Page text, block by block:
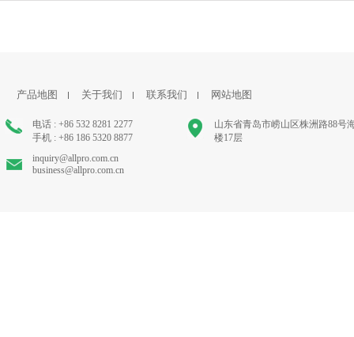
产品地图 关于我们 联系我们 网站地图
电话 : +86 532 8281 2277
手机 : +86 186 5320 8877
inquiry@allpro.com.cn
business@allpro.com.cn
山东省青岛市崂山区株洲路88号
楼17层